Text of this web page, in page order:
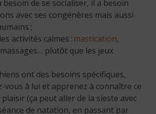
besoin de se socialiser, il a besoin
avec ses congénères mais aussi
;
activités calmes : mastication,
plutôt que les jeux
ont des besoins spécifiques,
vous à lui et apprenez à connaître ce
(ça peut aller de la sieste avec
de natation, en passant par